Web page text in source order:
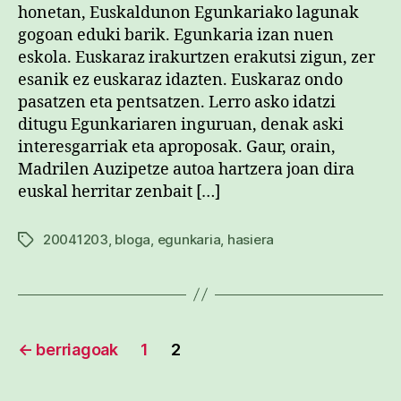
Egunkaria
Madrilen
sarreran
honetan, Euskaldunon Egunkariako lagunak
gogoan eduki barik. Egunkaria izan nuen
eskola. Euskaraz irakurtzen erakutsi zigun, zer
esanik ez euskaraz idazten. Euskaraz ondo
pasatzen eta pentsatzen. Lerro asko idatzi
ditugu Egunkariaren inguruan, denak aski
interesgarriak eta aproposak. Gaur, orain,
Madrilen Auzipetze autoa hartzera joan dira
euskal herritar zenbait […]
Etiketak20041203 bloga egunkaria hasiera
Posts
← berriagoak 1 2